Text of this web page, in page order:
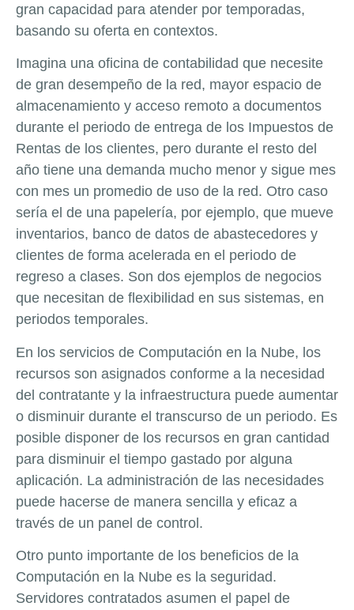
gran capacidad para atender por temporadas,
basando su oferta en contextos.
Imagina una oficina de contabilidad que necesite
de gran desempeño de la red, mayor espacio de
almacenamiento y acceso remoto a documentos
durante el periodo de entrega de los Impuestos de
Rentas de los clientes, pero durante el resto del
año tiene una demanda mucho menor y sigue mes
con mes un promedio de uso de la red. Otro caso
sería el de una papelería, por ejemplo, que mueve
inventarios, banco de datos de abastecedores y
clientes de forma acelerada en el periodo de
regreso a clases. Son dos ejemplos de negocios
que necesitan de flexibilidad en sus sistemas, en
periodos temporales.
En los servicios de Computación en la Nube, los
recursos son asignados conforme a la necesidad
del contratante y la infraestructura puede aumentar
o disminuir durante el transcurso de un periodo. Es
posible disponer de los recursos en gran cantidad
para disminuir el tiempo gastado por alguna
aplicación. La administración de las necesidades
puede hacerse de manera sencilla y eficaz a
través de un panel de control.
Otro punto importante de los beneficios de la
Computación en la Nube es la seguridad.
Servidores contratados asumen el papel de